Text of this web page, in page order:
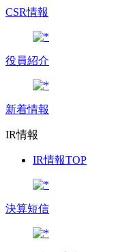
CSR情報
役員紹介
新着情報
IR情報
IR情報TOP
決算短信